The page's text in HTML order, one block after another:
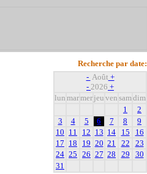
Recherche par date:
- Août +
- 2026 +
lun marmer jeu ven samdim
1
2
3
4 5 6 7 8
9
10 11 12 13 14 15
16
17 18 19 20 21 22
23
24 25 26 27 28 29
30
31